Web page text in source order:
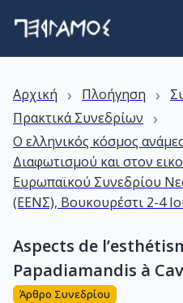
Αρχική › Πλοήγηση ›
Πρακτικά Συνεδρίων ›
Ο ελληνικός κόσμος
Διαφωτισμού και στον
Ευρωπαϊκού Συνεδρίου
(ΕΕΝΣ), Βουκουρέστι 2-4
Aspects de
Papadiamandis à
Άρθρο Συνεδρίου